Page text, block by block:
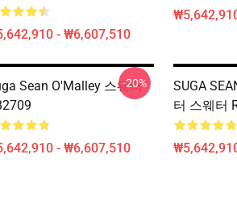
- ₩6,607,510
Sean O'Malley 스웨터
- ₩6,607,510
-20%
SUGA
터 스웨터